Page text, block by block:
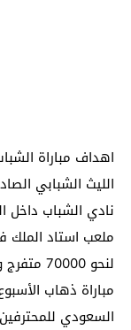
اهداف مباراة
الليث الشبابي
نادي الشباب داخل
ملعب استاد الملك
لنحو
مباراة ذهاب
السعودي